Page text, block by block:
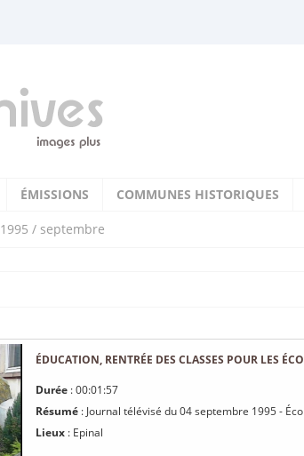
ÉMISSIONS COMMUNES HISTORIQUES
1995 / septembre
ÉDUCATION, RENTRÉE DES CLASSES POUR LES
Durée : 00:01:57
Résumé : Journal télévisé du 04 septembre 1995 -
Lieux : Epinal